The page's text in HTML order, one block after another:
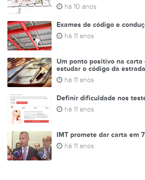
há 10 anos
Exames de código e
há 11 anos
Um ponto positivo na carta
estudar o código da estrada
há 11 anos
Definir dificuldade nos
há 11 anos
IMT promete dar carta em
há 11 anos